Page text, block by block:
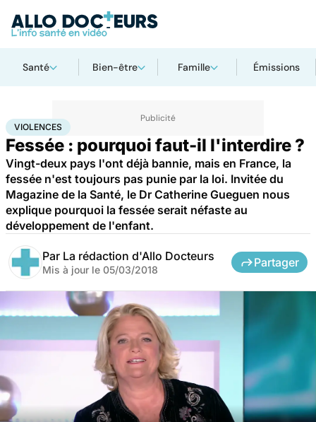
Santé Bien-être Famille Émissions
AccueilSanté Violences
VIOLENCES
Fessée : pourquoi faut-il l'interdire ?
Vingt-deux pays l'ont déjà bannie, mais en France, la
fessée n'est toujours pas punie par la loi. Invitée du
Magazine de la Santé, le Dr Catherine Gueguen nous
explique pourquoi la fessée serait néfaste au
développement de l'enfant.
Par La rédaction d'Allo Docteurs
Mis à jour le 05/03/2018
Partager